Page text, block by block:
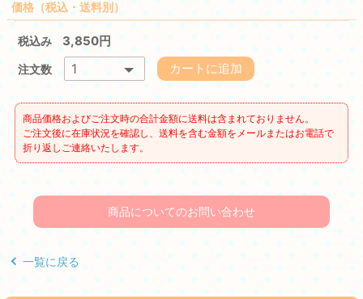
価格（税込・送料別）
税込み 3,850円
注文数 カートに追加
商品価格およびご注文時の合計金額に送料は含まれておりません。
ご注文後に在庫状況を確認し、送料を含む金額をメールまたはお電話で
折り返しご連絡いたします。
商品についてのお問い合わせ
一覧に戻る